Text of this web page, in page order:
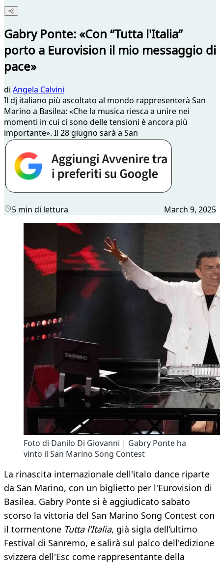
Gabry Ponte: «Con “Tutta l'Italia”
porto a Eurovision il mio messaggio di
pace»
di Angela Calvini
Il dj italiano più ascoltato al mondo rappresenterà San
Marino a Basilea: «Che la musica riesca a unire nei
momenti in cui ci sono delle tensioni è ancora più
importante». Il 28 giugno sarà a San
5 min di lettura March 9, 2025
Foto di Danilo Di Giovanni | Gabry Ponte ha
vinto il San Marino Song Contest
La rinascita internazionale dell'italo dance riparte
da San Marino, con un biglietto per l'Eurovision di
Basilea. Gabry Ponte si è aggiudicato sabato
scorso la vittoria del San Marino Song Contest con
il tormentone Tutta l’Italia, già sigla dell’ultimo
Festival di Sanremo, e salirà sul palco dell'edizione
svizzera dell'Esc come rappresentante della